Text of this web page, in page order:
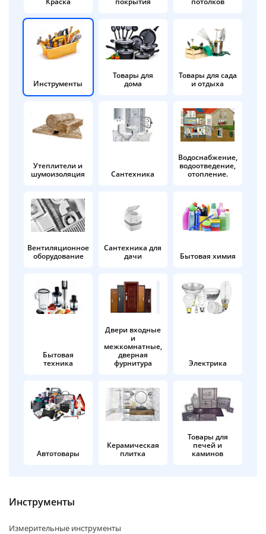
Инструменты
Товары для
дома
Товары для сада
и отдыха
Утеплители и
шумоизоляция
Сантехника
Водоснабжение,
водоотведение,
отопление.
Вентиляционное
оборудование
Сантехника для
дачи
Бытовая химия
Бытовая
техника
Двери входные
и
межкомнатные,
дверная
фурнитура
Электрика
Автотовары
Керамическая
плитка
Товары для
печей и
каминов
Инструменты
Измерительные инструменты
Добавляйте товары
в корзину
Оплачивайте сегодня только
25% картой любого банка
Получайте товар
выбранный способом
Оставшиеся
% будут
по25%каждые 2 недели
Подробнее
об оплате Плайтом
раз в 2
недели
Остались вопросы?
8 800 302-02-51
plait.ru